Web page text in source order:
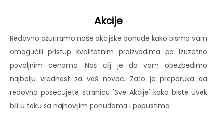
Akcije
Redovno ažuriramo naše akcijske ponude kako bismo vam
omogućili pristup kvalitetnim proizvodima po izuzetno
povoljnim cenama. Naš cilj je da vam obezbedimo
najbolju vrednost za vaš novac. Zato je preporuka da
redovno posećujete stranicu 'Sve Akcije' kako biste uvek
bili u toku sa najnovijim ponudama i popustima.